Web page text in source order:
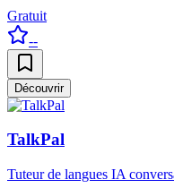
Gratuit
--
Découvrir
TalkPal
Tuteur de langues IA